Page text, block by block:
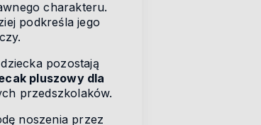
charakteru.
podkreśla jego
pozostają
pluszowy dla
przedszkolaków.
noszenia przez